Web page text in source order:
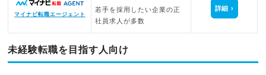
マイナビ転職エージェント
若手を採用したい企業の正
社員求人が多数
詳細
未経験転職を目指す人向け